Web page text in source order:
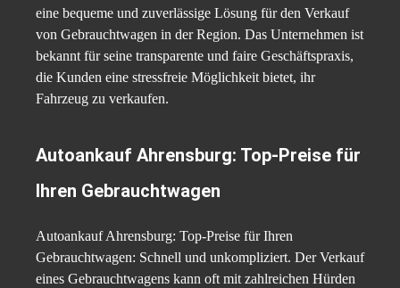
eine bequeme und zuverlässige Lösung für den Verkauf
von Gebrauchtwagen in der Region. Das Unternehmen ist
bekannt für seine transparente und faire Geschäftspraxis,
die Kunden eine stressfreie Möglichkeit bietet, ihr
Fahrzeug zu verkaufen.
Autoankauf Ahrensburg: Top-Preise für
Ihren Gebrauchtwagen
Autoankauf Ahrensburg: Top-Preise für Ihren
Gebrauchtwagen: Schnell und unkompliziert. Der Verkauf
eines Gebrauchtwagens kann oft mit zahlreichen Hürden